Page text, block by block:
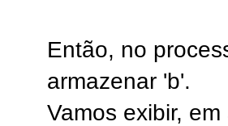
Então, no
armazenar 'b'.
Vamos exibir,